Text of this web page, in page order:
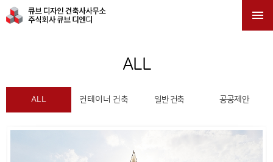

ALL
ALL 컨테이너 건축 일반 건축 공공제안